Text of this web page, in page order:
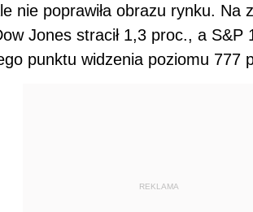
nie poprawiła obrazu rynku. Na
Jones stracił 1,3 proc., a
punktu widzenia poziomu 777
REKLAMA